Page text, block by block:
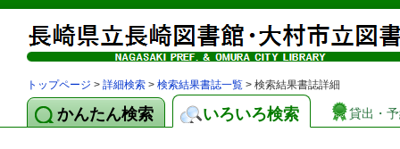
トップページ > 詳細検索 > 検索結果書誌一覧 > 検索結果書誌詳細
かんたん検索 いろいろ検索 貸出・